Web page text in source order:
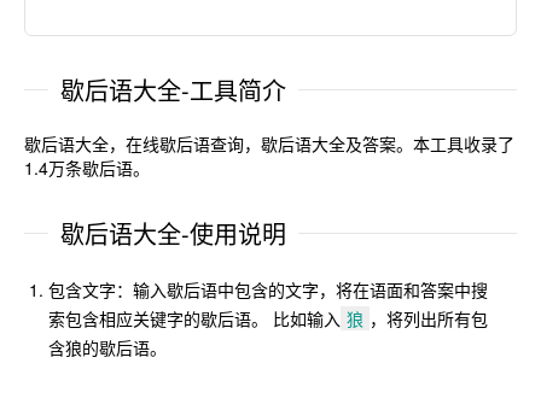
歇后语大全-工具简介
歇后语大全，在线歇后语查询，歇后语大全及答案。本工具收录了
1.4万条歇后语。
歇后语大全-使用说明
包含文字：输入歇后语中包含的文字，将在语面和答案中搜
索包含相应关键字的歇后语。 比如输入 狼 ，将列出所有包
含狼的歇后语。